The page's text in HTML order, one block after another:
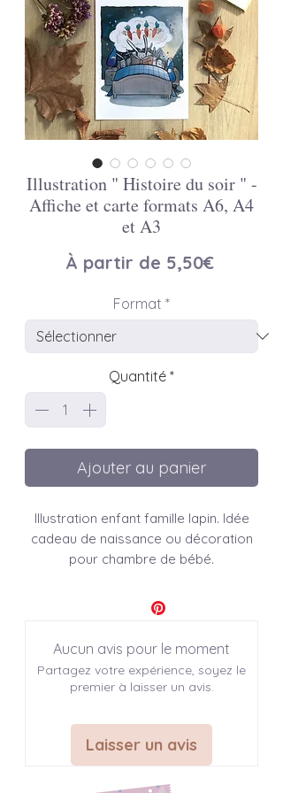
Illustration " Histoire du soir " -
Affiche et carte formats A6, A4
et A3
À partir de 5,50€Prix
Format *
Quantité *
Ajouter au panier
Illustration enfant famille lapin. Idée
cadeau de naissance ou décoration
pour chambre de bébé.
Affiche " Histoire du soir "
♣ INFO SUR L'ARTICLE
Dimensions disponibles : 3
A6: 14,8 x 10,5 cm (4,1 x 5,8 inches)
A4: 21 x 29,7 cm -> (8,3 x 11,7
inches)
Aucun avis pour le moment
Partagez votre expérience, soyez le
premier à laisser un avis.
Laisser un avis